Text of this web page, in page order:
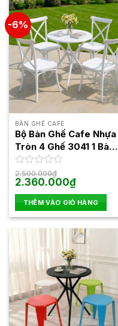
-6%
BÀN GHẾ CAFE
Bộ Bàn Ghế Cafe Nhựa
Tròn 4 Ghế 3041 1 Bàn
3025
Được
xếp
hạng
0
5
sao
2.500.000₫
Giá
gốc
là:
2.500.000₫.
2.360.000₫Giá
hiện
tại
là:
2.360.000₫.
THÊM VÀO GIỎ HÀNG